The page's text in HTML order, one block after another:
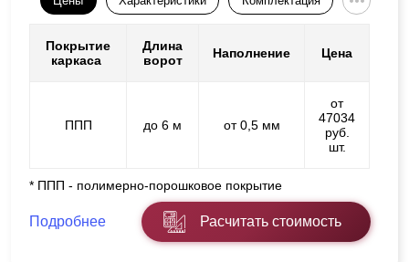
Покрытие
каркаса
Длина
ворот
Наполнение Цена
ППП до 6 м от 0,5 мм
от
47034
руб.
шт.
* ППП - полимерно-порошковое покрытие
Подробнее Расчитать стоимость